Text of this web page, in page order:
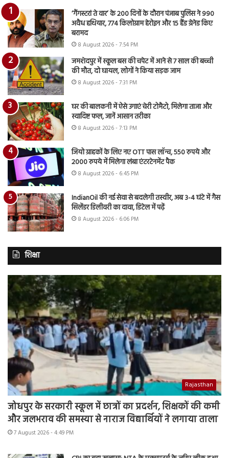
‘गैंगस्टरां ते वार’ के 200 दिनों के दौरान पंजाब पुलिस ने 990
अवैध हथियार, 774 किलोग्राम हेरोइन और 15 हैंड ग्रेनेड किए
बरामद
8 August 2026 - 7:54 PM
जमशेदपुर में स्कूल बस की चपेट में आने से 7 साल की बच्ची
की मौत, दो घायल, लोगों ने किया सड़क जाम
8 August 2026 - 7:31 PM
घर की बालकनी में ऐसे उगाएं चेरी टोमैटो, मिलेगा ताजा और
स्वादिष्ट फल, जानें आसान तरीका
8 August 2026 - 7:13 PM
जियो ग्राहकों के लिए नए OTT पास लॉन्च, 550 रुपये और
2000 रुपये में मिलेगा लंबा एंटरटेनमेंट पैक
8 August 2026 - 6:45 PM
IndianOil की नई सेवा से बदलेगी तस्वीर, अब 3-4 घंटे में गैस
सिलेंडर डिलीवरी का दावा, डिटेल में पढ़ें
8 August 2026 - 6:06 PM
शिक्षा
Rajasthan
जोधपुर के सरकारी स्कूल में छात्रों का प्रदर्शन, शिक्षकों की कमी
और जलभराव की समस्या से नाराज विद्यार्थियों ने लगाया ताला
7 August 2026 - 4:49 PM